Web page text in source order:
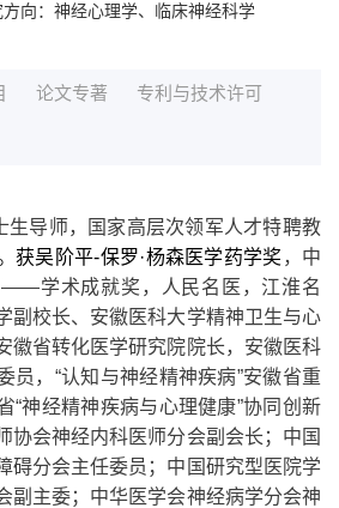
方向：神经心理学、临床神经科学
论文专著 专利与技术许可
导师，
国家高层次领军人才特聘教
获吴阶平-保罗·杨森医学药学奖 ，中
——学术成就奖，人民名医，江淮名
副校长、安徽医科大学精神卫生与心
徽省转化医学研究院院长，安徽医科
员，“认知与神经精神疾病”安徽省重
“神经精神疾病与心理健康”协同创新
协会神经内科医师分会副会长；中国
碍分会主任委员；中国研究型医院学
副主委；中华医学会神经病学分会神